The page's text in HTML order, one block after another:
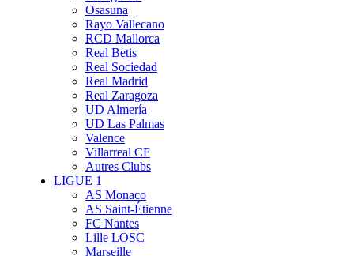
Osasuna
Rayo Vallecano
RCD Mallorca
Real Betis
Real Sociedad
Real Madrid
Real Zaragoza
UD Almería
UD Las Palmas
Valence
Villarreal CF
Autres Clubs
LIGUE 1
AS Monaco
AS Saint-Étienne
FC Nantes
Lille LOSC
Marseille